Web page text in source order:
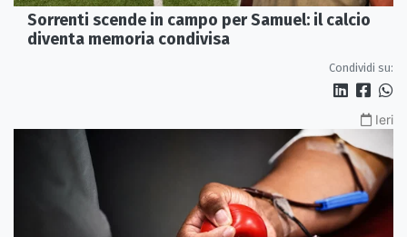
Sorrenti scende in campo per Samuel: il calcio
diventa memoria condivisa
Condividi su:
Ieri